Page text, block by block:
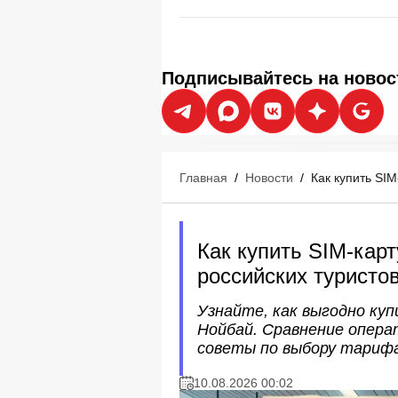
Подписывайтесь на
Главная / Новости / Как купить
Как купить SIM-
российских
Узнайте, как выгодно
Нойбай. Сравнение
советы по выбору
10.08.2026 00:02